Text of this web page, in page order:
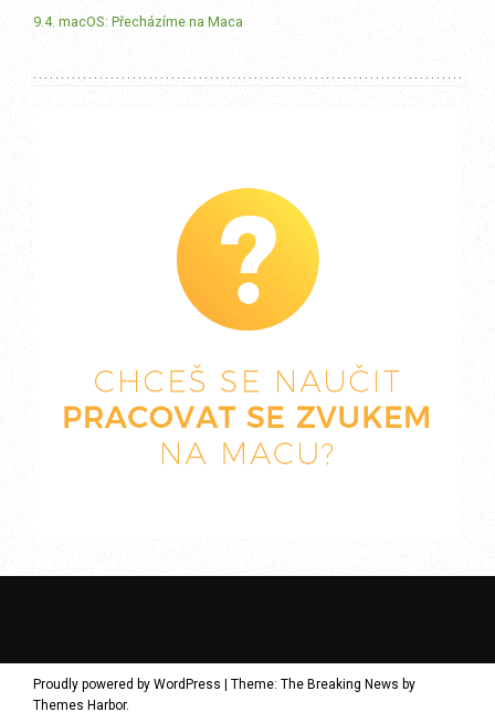
9.4. macOS: Přecházíme na Maca
Proudly powered by WordPress | Theme: The Breaking News by
Themes Harbor.